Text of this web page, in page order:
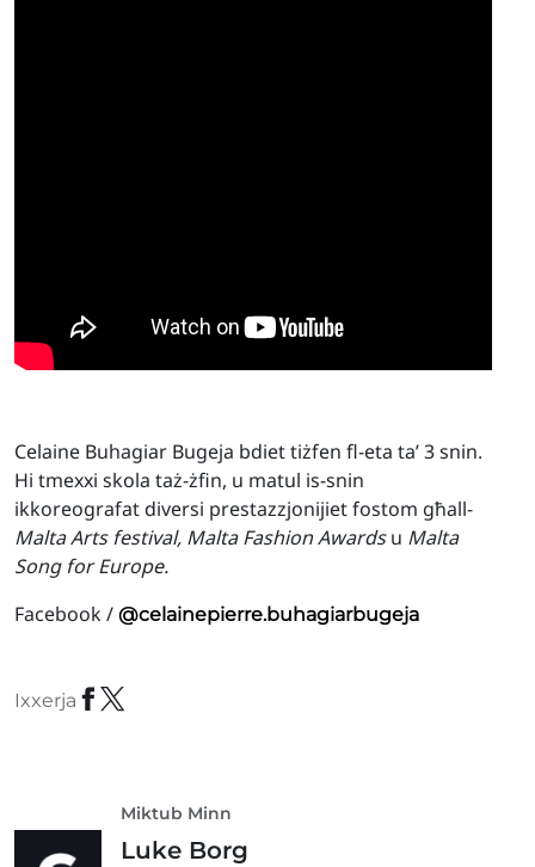
Celaine Buhagiar Bugeja bdiet tiżfen fl-eta ta’ 3 snin.
Hi tmexxi skola taż-żfin, u matul is-snin
ikkoreografat diversi prestazzjonijiet fostom għall-
Malta Arts festival, Malta Fashion Awardsu Malta
Song for Europe.
Facebook / @celainepierre.buhagiarbugeja
Ixxerja
Miktub Minn
Luke Borg